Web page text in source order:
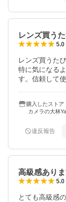
レンズ買う
5.0
レンズ買うた
特に気になる
す。信頼して
購入したストア
カメラの大林
違反報告
高級感あり
5.0
とても高級感